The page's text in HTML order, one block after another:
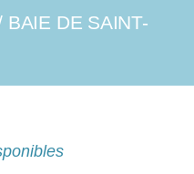
BAIE DE SAINT-